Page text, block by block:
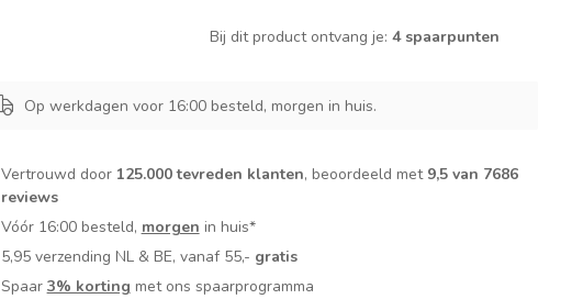
Bij dit product ontvang je: 4 spaarpunten
Op werkdagen voor 16:00 besteld, morgen in huis.
Vertrouwd door 125.000 tevreden klanten, beoordeeld met 9,5 van 7686
reviews
Vóór 16:00 besteld, morgen in huis*
5,95 verzending NL & BE, vanaf 55,- gratis
Spaar 3% korting met ons spaarprogramma